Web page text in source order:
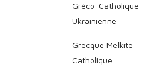
Gréco-Catholique
Ukrainienne
Grecque Melkite
Catholique